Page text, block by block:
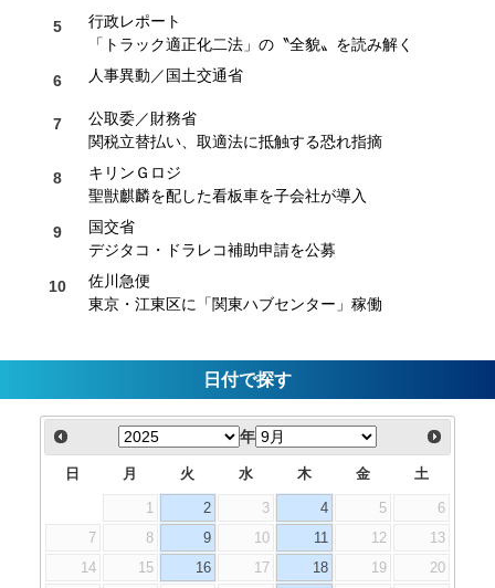
行政レポート
「トラック適正化二法」の〝全貌〟を読み解く
人事異動／国土交通省
公取委／財務省
関税立替払い、取適法に抵触する恐れ指摘
キリンＧロジ
聖獣麒麟を配した看板車を子会社が導入
国交省
デジタコ・ドラレコ補助申請を公募
佐川急便
東京・江東区に「関東ハブセンター」稼働
日付で探す
年
日 月 火 水 木 金 土
1 2 3 4 5
6
7
8 9 10 11 12
13
14
15 16 17 18 19
20